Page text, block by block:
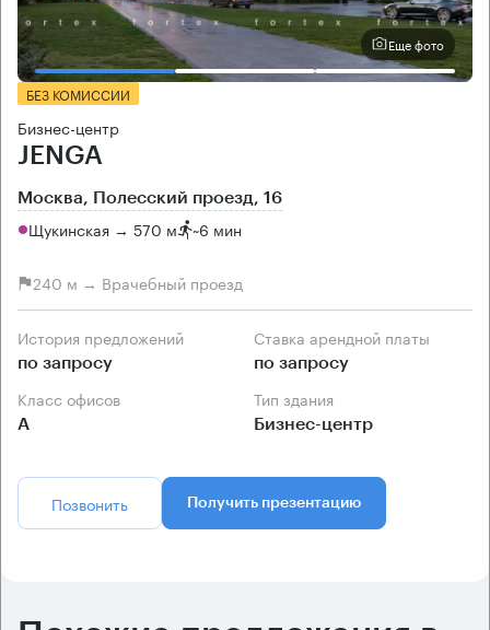
Еще фото
БЕЗ КОМИССИИ
Бизнес-центр
JENGA
Москва, Полесский проезд, 16
Щукинская → 570 м ~6 мин
240 м → Врачебный проезд
История предложений
по запросу
Ставка арендной платы
по запросу
Класс офисов
А
Тип здания
Бизнес-центр
Позвонить Получить презентацию